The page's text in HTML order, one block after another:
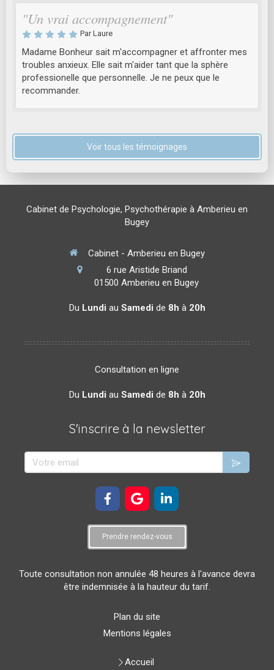
"Un vrai accompagnement"
Par Laure
Madame Bonheur sait m'accompagner et affronter mes
troubles anxieux. Elle sait m'aider tant que la sphère
professionelle que personnelle. Je ne peux que le
recommander.
Voir tous les témoignages
Cabinet de Psychologie, Psychothérapie à Amberieu en
Bugey
Cabinet - Amberieu en Bugey
6 rue Aristide Briand
01500 Amberieu en Bugey
Du Lundi au Samedi de 8h à 20h
Consultation en ligne
Du Lundi au Samedi de 8h à 20h
S'inscrire à la newsletter
Votre email
Prendre rendez-vous
Toute consultation non annulée 48 heures à l'avance devra
être indemnisée à la hauteur du tarif.
Plan du site
Mentions légales
Accueil